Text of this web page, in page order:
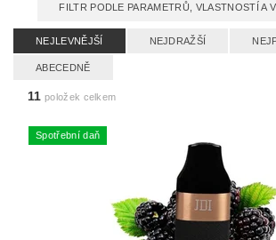
FILTR PODLE PARAMETRŮ, VLASTNOSTÍ A
NEJLEVNĚJŠÍ NEJDRAŽŠÍ
ABECEDNĚ
11 položek celkem
Spotřební daň